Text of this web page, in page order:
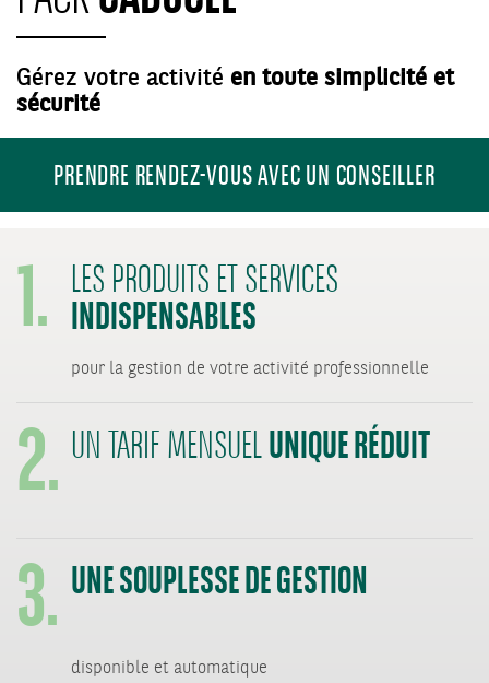
Gérez votre activité en toute simplicité et
sécurité
PRENDRE RENDEZ-VOUS AVEC UN CONSEILLER
1. LES PRODUITS ET SERVICES
INDISPENSABLES
pour la gestion de votre activité professionnelle
2. UN TARIF MENSUELUNIQUE RÉDUIT
3.UNE SOUPLESSE DE GESTION
disponible et automatique